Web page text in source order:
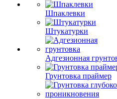
Шпаклевки
Штукатурки
Адгезионная
Грунтовка праймер